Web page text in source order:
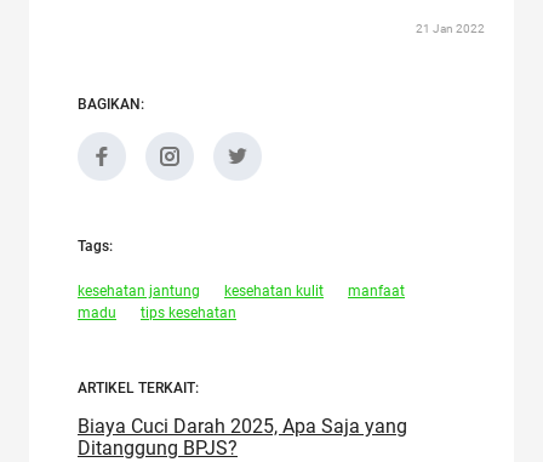
21 Jan 2022
BAGIKAN:
Tags:
kesehatan jantung kesehatan kulit
manfaat
madu
tips kesehatan
ARTIKEL TERKAIT:
Biaya Cuci Darah 2025, Apa Saja yang
Ditanggung BPJS?